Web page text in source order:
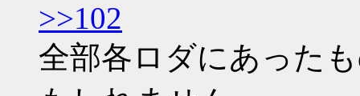
>>102
全部各ロダにあった